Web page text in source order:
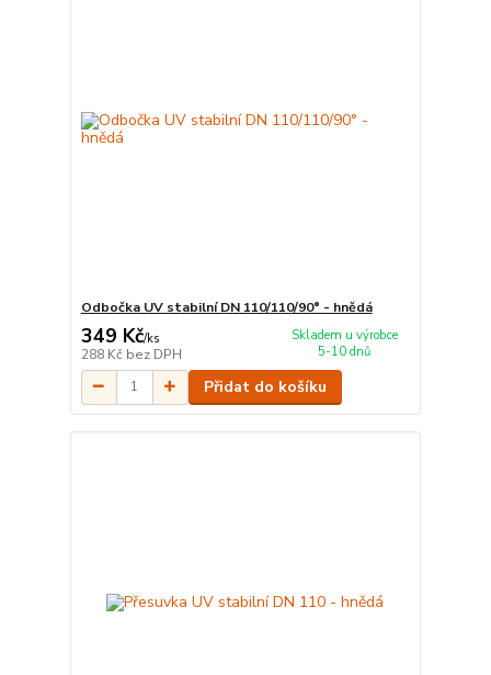
Odbočka UV stabilní DN 110/110/90° - hnědá
349 Kč/ks
288 Kč bez DPH
Skladem u výrobce
5-10 dnů
Přidat do košíku